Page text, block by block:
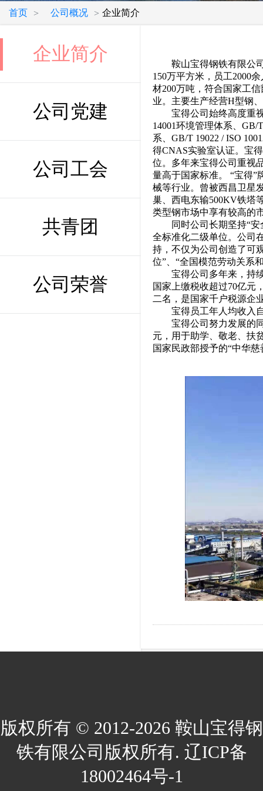
首页 > 公司概况 > 企业简介
企业简介
公司党建
公司工会
共青团
公司荣誉
鞍山宝得钢铁有限公司
150万平方米，员工2000
材200万吨，符合国家工
业。主要生产经营H型钢
宝得公司始终高度重视
14001环境管理体系、GB/
系、GB/T 19022 / ISO
得CNAS实验室认证。宝
位。多年来宝得公司重视
量高于国家标准。 “宝得
械等行业。曾被西昌卫星
巢、西电东输500KV铁塔
类型钢市场中享有较高的
同时公司长期坚持“安全
全标准化二级单位。公司
持，不仅为公司创造了可
位”、“全国模范劳动关系
宝得公司多年来，持续
国家上缴税收超过70亿元
二名，是国家千户税源企
宝得员工年人均收入自
宝得公司努力发展的同
元，用于助学、敬老、扶
国家民政部授予的“中华慈
版权所有 © 2012-2026 鞍山宝得钢
铁有限公司版权所有. 辽ICP备
18002464号-1